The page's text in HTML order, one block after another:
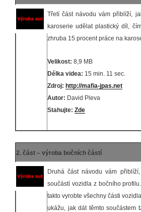
Třetí část návodu vám přiblíží,
karoserie udělat plastický díl,
zhruba 15 procent práce na
Velikost: 8,9 MB
Délka videa: 15 min. 11 sec.
Zdroj: http://mafia-jpas.net
Autor: David Pleva
Stahujte: Zde
2. část – výroba bočních částí
Druhá část návodu vám
součástí vozidla z bočního
takto vyrobte všechny části
ukážu, jak dát těmto součástem